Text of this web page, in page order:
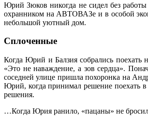
Юрий Зюков никогда не сидел без
охранником на АВТОВАЗе и в особой
небольшой уютный дом.
Сплоченные
Когда Юрий и Балзия собрались
«Это не наваждение, а зов сердца».
соседней улице пришла похоронка на
Юрий, когда принимал решение поехать
решения.
…Когда Юрия ранило, «пацаны» не